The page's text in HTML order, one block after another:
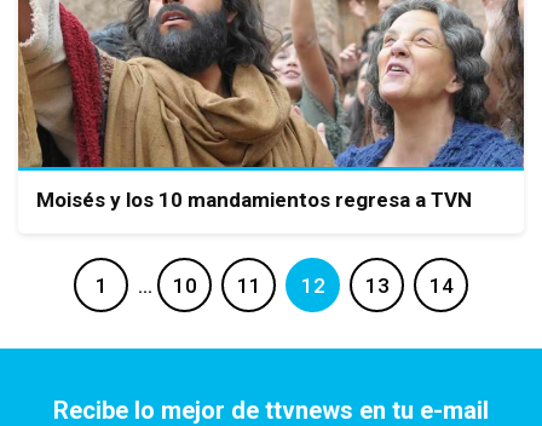
Moisés y los 10 mandamientos regresa a TVN
1 … 10 11 12 13 14
Recibe lo mejor de ttvnews en tu e-mail